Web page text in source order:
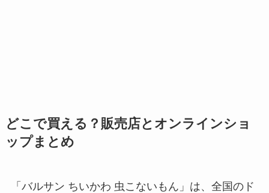
どこで買える？販売店とオンラインショ
ップまとめ
「バルサン ちいかわ 虫こないもん」は、全国のド